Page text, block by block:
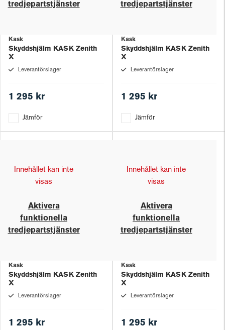
tredjepartstjänster
Kask
Skyddshjälm KASK Zenith
X
Leverantörslager
1 295 kr
Jämför
tredjepartstjänster
Kask
Skyddshjälm KASK Zenith
X
Leverantörslager
1 295 kr
Jämför
Innehållet kan inte
visas
Aktivera
funktionella
tredjepartstjänster
Kask
Skyddshjälm KASK Zenith
X
Leverantörslager
1 295 kr
Innehållet kan inte
visas
Aktivera
funktionella
tredjepartstjänster
Kask
Skyddshjälm KASK Zenith
X
Leverantörslager
1 295 kr